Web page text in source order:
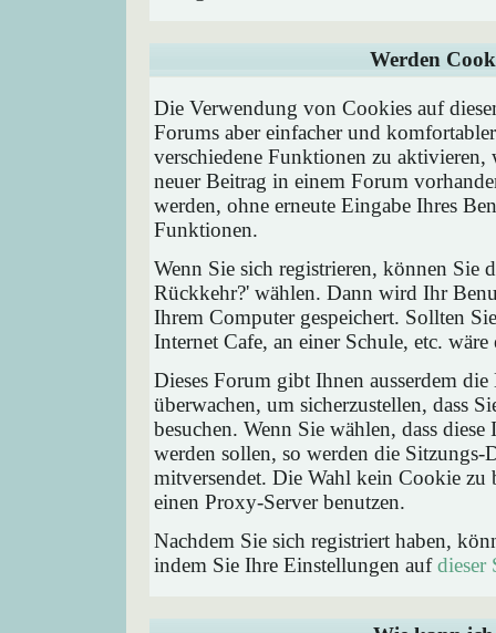
Werden
Die Verwendung von Cookies auf
Forums aber einfacher und
verschiedene Funktionen zu
neuer Beitrag in einem Forum
werden, ohne erneute Eingabe Ihres
Funktionen.
Wenn Sie sich registrieren, können Sie
Rückkehr?' wählen. Dann wird Ihr
Ihrem Computer gespeichert. Sollten
Internet Cafe, an einer Schule, etc.
Dieses Forum gibt Ihnen ausserdem
überwachen, um sicherzustellen, dass
besuchen. Wenn Sie wählen, dass
werden sollen, so werden die
mitversendet. Die Wahl kein Cookie zu
einen Proxy-Server benutzen.
Nachdem Sie sich registriert haben,
indem Sie Ihre Einstellungen aufdieser